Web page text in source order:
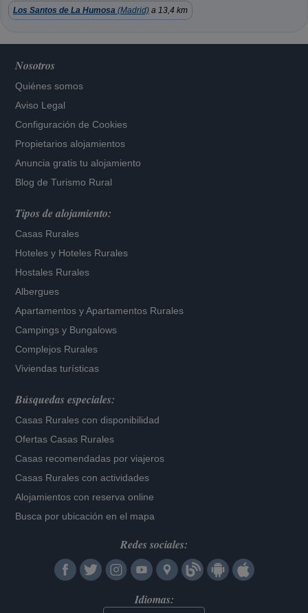
Los Santos de La Humosa (Madrid) a 13,4 km
Nosotros
Quiénes somos
Aviso Legal
Configuración de Cookies
Propietarios alojamientos
Anuncia gratis tu alojamiento
Blog de Turismo Rural
Tipos de alojamiento:
Casas Rurales
Hoteles y Hoteles Rurales
Hostales Rurales
Albergues
Apartamentos yApartamentos Rurales
Campings y Bungalows
Complejos Rurales
Viviendas turísticas
Búsquedas especiales:
Casas Rurales con disponibilidad
Ofertas Casas Rurales
Casas recomendadas por viajeros
Casas Rurales con actividades
Alojamientos con reserva online
Busca por ubicación en el mapa
Redes sociales:
Idiomas: